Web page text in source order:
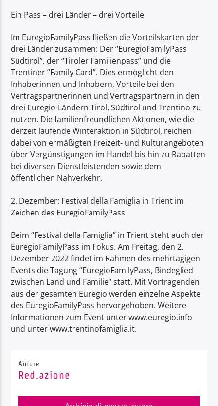
Ein Pass – drei Länder – drei Vorteile
Im EuregioFamilyPass fließen die Vorteilskarten der
drei Länder zusammen: Der “EuregioFamilyPass
Südtirol”, der “Tiroler Familienpass” und die
Trentiner “Family Card”. Dies ermöglicht den
Inhaberinnen und Inhabern, Vorteile bei den
Vertragspartnerinnen und Vertragspartnern in den
drei Euregio-Ländern Tirol, Südtirol und Trentino zu
nutzen. Die familienfreundlichen Aktionen, wie die
derzeit laufende Winteraktion in Südtirol, reichen
dabei von ermäßigten Freizeit- und Kulturangeboten
über Vergünstigungen im Handel bis hin zu Rabatten
bei diversen Dienstleistenden sowie dem
öffentlichen Nahverkehr.
2. Dezember: Festival della Famiglia in Trient im
Zeichen des EuregioFamilyPass
Beim “Festival della Famiglia” in Trient steht auch der
EuregioFamilyPass im Fokus. Am Freitag, den 2.
Dezember 2022 findet im Rahmen des mehrtägigen
Events die Tagung “EuregioFamilyPass, Bindeglied
zwischen Land und Familie“ statt. Mit Vortragenden
aus der gesamten Euregio werden einzelne Aspekte
des EuregioFamilyPass hervorgehoben. Weitere
Informationen zum Event unter www.euregio.info
und unter www.trentinofamiglia.it.
Autore
Red.azione